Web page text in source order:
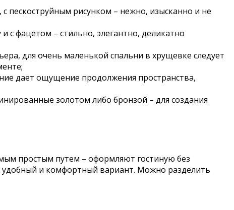
пескоструйным рисунком – нежно, изысканно и не
с фацетом – стильно, элегантно, деликатно
для очень маленькой спальни в хрущевке следует
дает ощущение продолжения пространства,
золотом либо бронзой – для создания
простым путем – оформляют гостиную без
и комфортный вариант. Можно разделить